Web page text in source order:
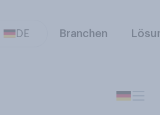
DE Branchen